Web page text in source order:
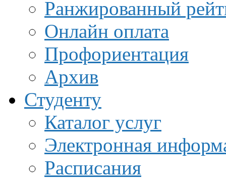
Ранжированный
Онлайн оплата
Профориентация
Архив
Студенту
Каталог услуг
Электронная
Расписания